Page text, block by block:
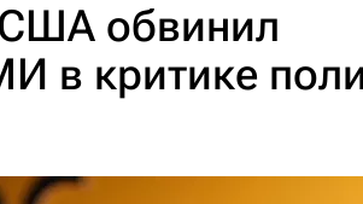
обвинил
в критике